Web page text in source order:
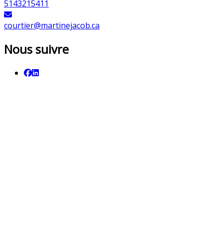
5143215411
courtier@martinejacob.ca
Nous suivre